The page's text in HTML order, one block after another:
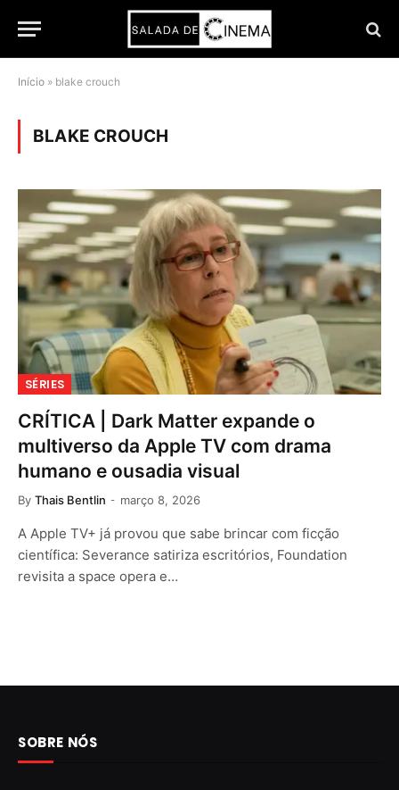
Início » blake crouch
BLAKE CROUCH
SÉRIES
CRÍTICA | Dark Matter expande o
multiverso da Apple TV com drama
humano e ousadia visual
By Thais Bentlin março 8, 2026
A Apple TV+ já provou que sabe brincar com ficção
científica: Severance satiriza escritórios, Foundation
revisita a space opera e…
SOBRE NÓS